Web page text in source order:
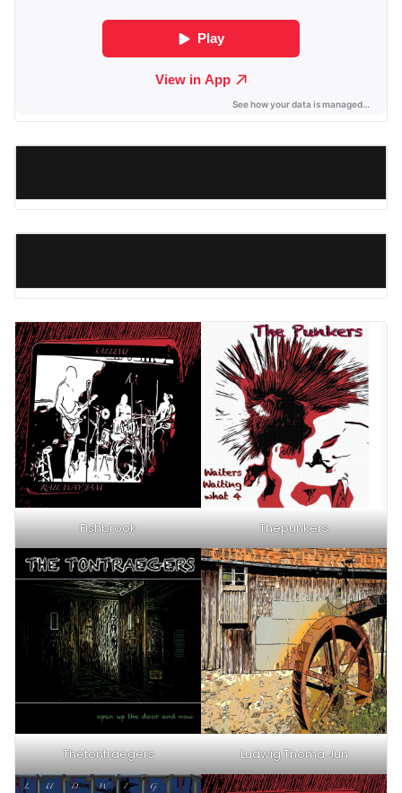
Fishbrook Thepunkers
Thetontraegers Ludwig Thoma Jun